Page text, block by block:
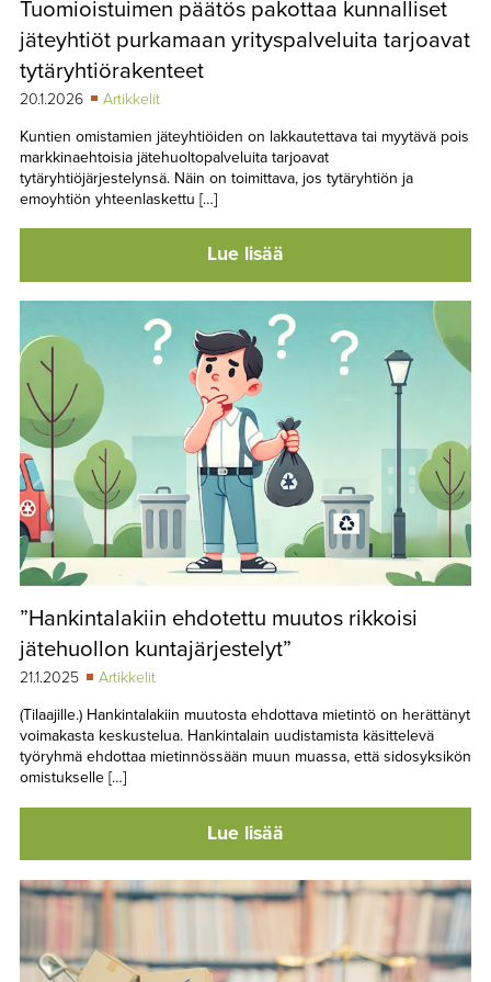
TAPAHTUMAT
YHTEYSTIEDOT
Tuomioistuimen päätös pakottaa kunnalliset
jäteyhtiöt purkamaan yrityspalveluita tarjoavat
tytäryhtiörakenteet
20.1.2026
Artikkelit
Kuntien omistamien jäteyhtiöiden on lakkautettava tai myytävä pois
markkinaehtoisia jätehuoltopalveluita tarjoavat
tytäryhtiöjärjestelynsä. Näin on toimittava, jos tytäryhtiön ja
emoyhtiön yhteenlaskettu […]
Lue lisää
”Hankintalakiin ehdotettu muutos rikkoisi
jätehuollon kuntajärjestelyt”
21.1.2025
Artikkelit
(Tilaajille.) Hankintalakiin muutosta ehdottava mietintö on herättänyt
voimakasta keskustelua. Hankintalain uudistamista käsittelevä
työryhmä ehdottaa mietinnössään muun muassa, että sidosyksikön
omistukselle […]
Lue lisää